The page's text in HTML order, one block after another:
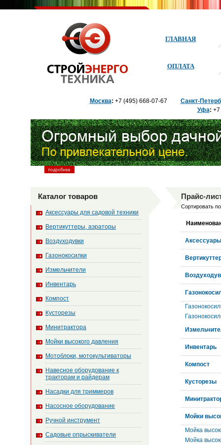
ГЛАВНАЯ
ОПЛАТА
Москва: +7 (495) 668-07-67 Санкт-
Уфа: +7
Каталог товаров
Аксессуары для садовой техники
Вертикуттеры, аэраторы
Воздуходувки
Газонокосилки
Измельчители
Инвентарь
Компост
Кусторезы
Минитрактора
Мойки высокого давления
Мотоблоки, мотокультиваторы
Навесное оборудование к
тракторам и райдерам
Насадки для триммеров
Насосное оборудование
Ручной инструмент
Садовые опрыскиватели
Прайс-
Сортировать
Инвентарь
Компост
Кусторезы
Мойки
Мойка
Мойка